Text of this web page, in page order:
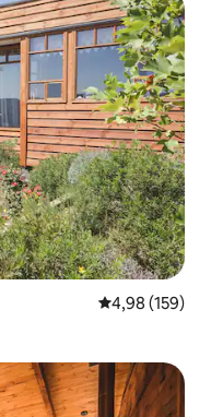
plus aimés
Note
4,98 (159)